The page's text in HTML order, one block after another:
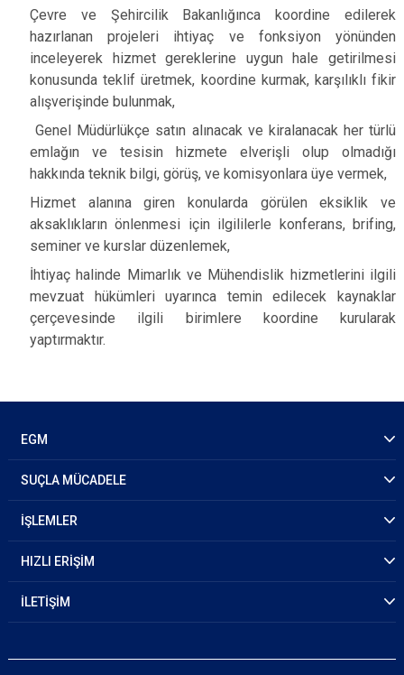
Çevre ve Şehircilik Bakanlığınca koordine edilerek
hazırlanan projeleri ihtiyaç ve fonksiyon yönünden
inceleyerek hizmet gereklerine uygun hale getirilmesi
konusunda teklif üretmek, koordine kurmak, karşılıklı fikir
alışverişinde bulunmak,
Genel Müdürlükçe satın alınacak ve kiralanacak her türlü
emlağın ve tesisin hizmete elverişli olup olmadığı
hakkında teknik bilgi, görüş, ve komisyonlara üye vermek,
Hizmet alanına giren konularda görülen eksiklik ve
aksaklıkların önlenmesi için ilgililerle konferans, brifing,
seminer ve kurslar düzenlemek,
İhtiyaç halinde Mimarlık ve Mühendislik hizmetlerini ilgili
mevzuat hükümleri uyarınca temin edilecek kaynaklar
çerçevesinde ilgili birimlere koordine kurularak
yaptırmaktır.
EGM
SUÇLA MÜCADELE
İŞLEMLER
HIZLI ERİŞİM
İLETİŞİM